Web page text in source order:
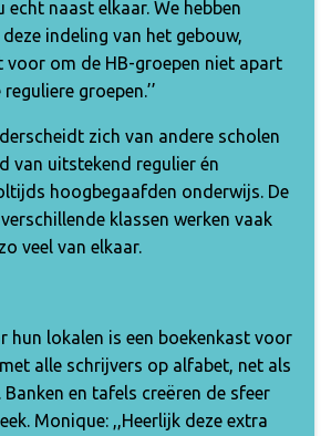
echt naast elkaar. We hebben
indeling van het gebouw,
voor om de HB-groepen niet apart
groepen.’’
zich van andere scholen
van uitstekend regulier én
hoogbegaafden onderwijs. De
klassen werken vaak
veel van elkaar.
hun lokalen is een boekenkast voor
alle schrijvers op alfabet, net als
Banken en tafels creëren de sfeer
Monique: ,,Heerlijk deze extra